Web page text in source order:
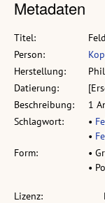
Metadaten
Titel:
Person:
Herstellung:
Datierung:
Beschreibung:
1
Schlagwort:
•
•
Form:
•
•
Lizenz: